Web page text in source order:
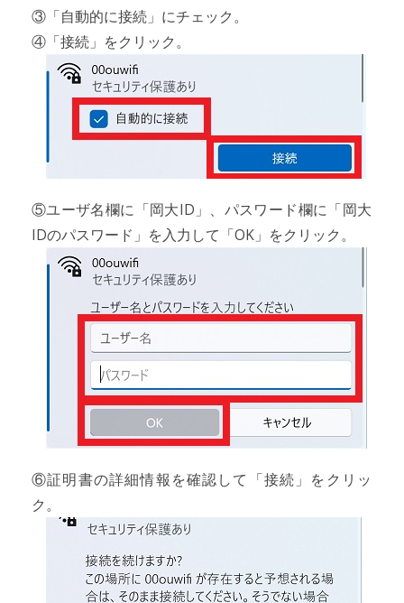
③「自動的に接続」にチェック。
④「接続」をクリック。
⑤ユーザ名欄に「岡大ID」、パスワード欄に「岡大
IDのパスワード」を入力して「OK」をクリック。
⑥証明書の詳細情報を確認して「接続」をクリッ
ク。